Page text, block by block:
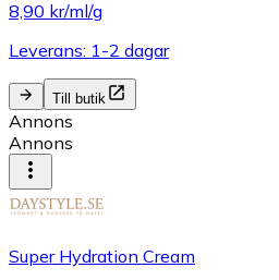
8,90 kr/ml/g
Leverans: 1-2 dagar
Till butik
Annons
Annons
Super Hydration Cream